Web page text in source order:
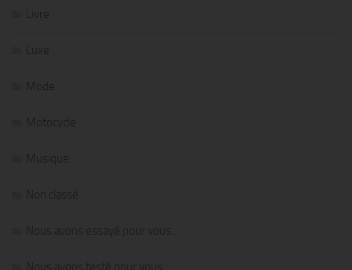
Livre
Luxe
Mode
Motocycle
Musique
Non classé
Nous avons essayé pour vous…